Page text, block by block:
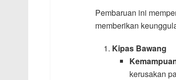
Pembaruan ini
memberikan
Kipas Bawang
kerusakan